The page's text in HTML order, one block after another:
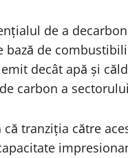
de a
de
decât apă și
carbon a
tranziția către